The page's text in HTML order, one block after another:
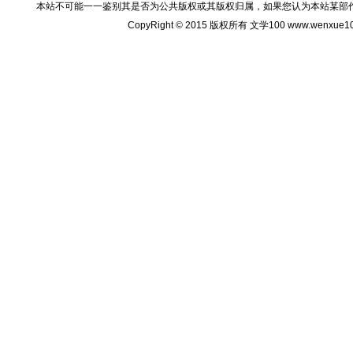
本站不可能一一鉴别其是否为公共版权或其版权归属，如果您认为本站某
CopyRight © 2015 版权所有 文学100